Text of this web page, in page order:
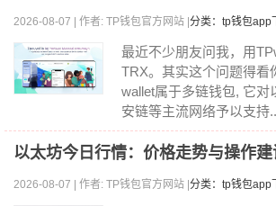
2026-08-07 | 作者: TP钱包官方网站 | 分类：tp钱包app
最近不少朋友问我，用
TRX。其实这个问题得看
wallet属于多链钱包, 它对
安链等主流网络予以支持
以太坊今日行情：价格走势与操作建
2026-08-07 | 作者: TP钱包官方网站 | 分类：tp钱包app